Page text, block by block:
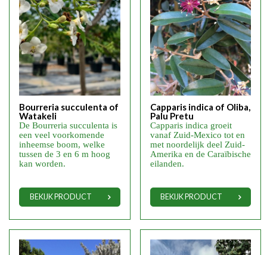
Bourreria succulenta of
Watakeli
De Bourreria succulenta is
een veel voorkomende
inheemse boom, welke
tussen de 3 en 6 m hoog
kan worden.
BEKIJK PRODUCT
Capparis indica of Oliba,
Palu Pretu
Capparis indica groeit
vanaf Zuid-Mexico tot en
met noordelijk deel Zuid-
Amerika en de Caraïbische
eilanden.
BEKIJK PRODUCT